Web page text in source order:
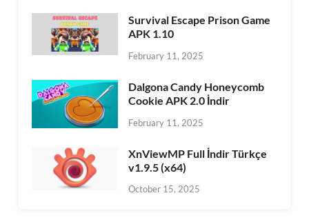
Survival Escape Prison Game
APK 1.10
February 11, 2025
Dalgona Candy Honeycomb
Cookie APK 2.0 İndir
February 11, 2025
XnViewMP Full İndir Türkçe
v1.9.5 (x64)
October 15, 2025